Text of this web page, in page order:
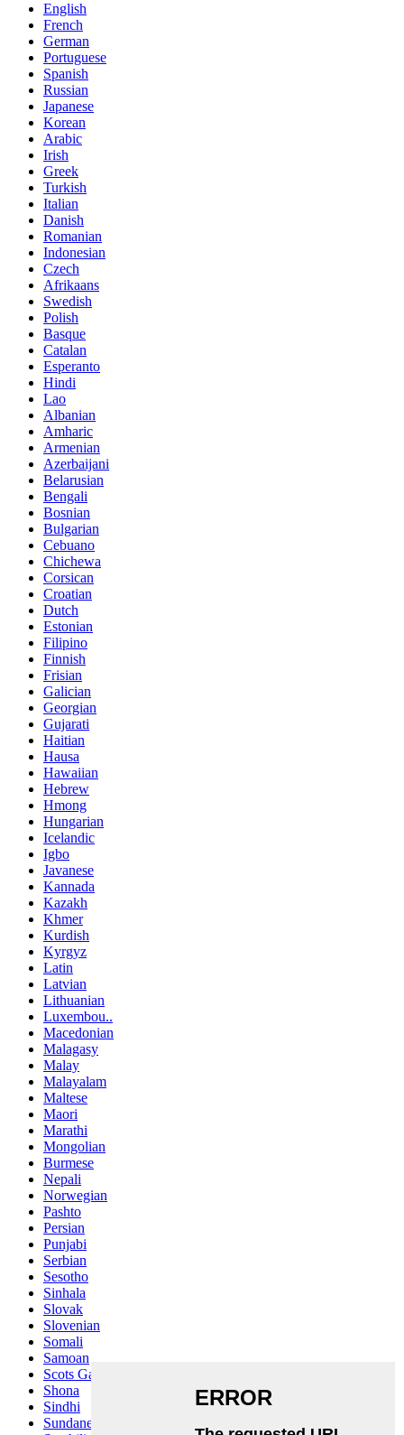
English
French
German
Portuguese
Spanish
Russian
Japanese
Korean
Arabic
Irish
Greek
Turkish
Italian
Danish
Romanian
Indonesian
Czech
Afrikaans
Swedish
Polish
Basque
Catalan
Esperanto
Hindi
Lao
Albanian
Amharic
Armenian
Azerbaijani
Belarusian
Bengali
Bosnian
Bulgarian
Cebuano
Chichewa
Corsican
Croatian
Dutch
Estonian
Filipino
Finnish
Frisian
Galician
Georgian
Gujarati
Haitian
Hausa
Hawaiian
Hebrew
Hmong
Hungarian
Icelandic
Igbo
Javanese
Kannada
Kazakh
Khmer
Kurdish
Kyrgyz
Latin
Latvian
Lithuanian
Luxembou..
Macedonian
Malagasy
Malay
Malayalam
Maltese
Maori
Marathi
Mongolian
Burmese
Nepali
Norwegian
Pashto
Persian
Punjabi
Serbian
Sesotho
Sinhala
Slovak
Slovenian
Somali
Samoan
Scots Gaelic
Shona
Sindhi
Sundanese